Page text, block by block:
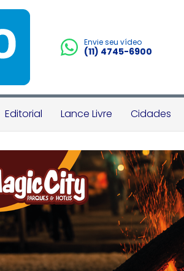
Envie seu vídeo
(11) 4745-6900
Editorial Lance Livre Cidades